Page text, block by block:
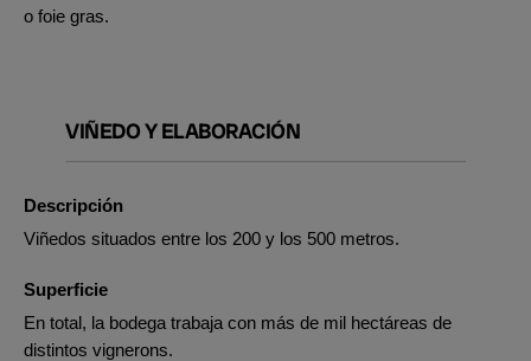
o foie gras.
VIÑEDO Y ELABORACIÓN
Descripción
Viñedos situados entre los 200 y los 500 metros.
Superficie
En total, la bodega trabaja con más de mil hectáreas de
distintos vignerons.